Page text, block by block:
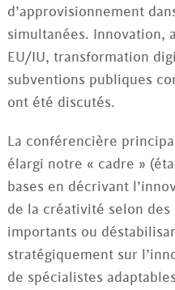
d’approvisionnement
simultanées. Innovation,
EU/IU, transformation
subventions publiques
ont été discutés.
La conférencière
élargi notre « cadre »
bases en décrivant
de la créativité selon
importants ou
stratégiquement sur
de spécialistes